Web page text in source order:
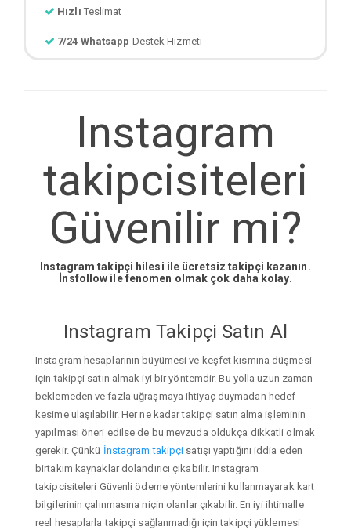
Hızlı Teslimat
7/24 Whatsapp Destek Hizmeti
Instagram
takipcisiteleri
Güvenilir mi?
Instagram takipçi hilesi ile ücretsiz takipçi kazanın.
İnsfollow ile fenomen olmak çok daha kolay.
Instagram Takipçi Satın Al
Instagram hesaplarının büyümesi ve keşfet kısmına düşmesi
için takipçi satın almak iyi bir yöntemdir. Bu yolla uzun zaman
beklemeden ve fazla uğraşmaya ihtiyaç duymadan hedef
kesime ulaşılabilir. Her ne kadar takipçi satın alma işleminin
yapılması öneri edilse de bu mevzuda oldukça dikkatli olmak
gerekir. Çünkü İnstagram takipçi satışı yaptığını iddia eden
birtakım kaynaklar dolandırıcı çıkabilir. Instagram
takipcisiteleri Güvenli ödeme yöntemlerini kullanmayarak kart
bilgilerinin çalınmasına niçin olanlar çıkabilir. En iyi ihtimalle
reel hesaplarla takipçi sağlanmadığı için takipçi yüklemesi